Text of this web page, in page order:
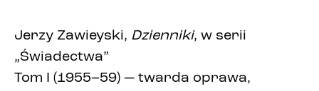
Jerzy Zawieyski, Dzienniki, w serii
„Świadectwa”
Tom I (1955–59) — twarda oprawa,